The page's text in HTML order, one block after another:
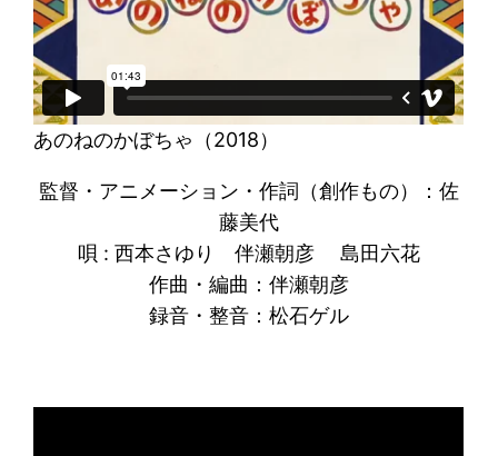
あのねのかぼちゃ（2018）
監督・アニメーション・作詞（創作もの）：佐
藤美代
唄 : 西本さゆり 伴瀬朝彦 島田六花
作曲・編曲：伴瀬朝彦
録音・整音：松石ゲル